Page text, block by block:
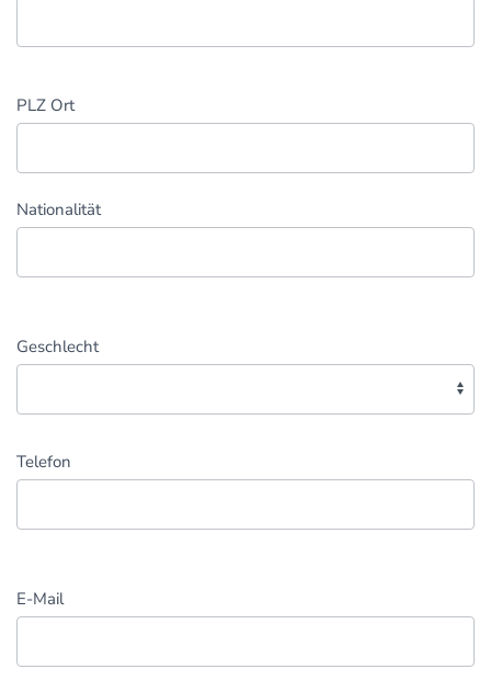
PLZ Ort
Nationalität
Geschlecht
Telefon
E-Mail